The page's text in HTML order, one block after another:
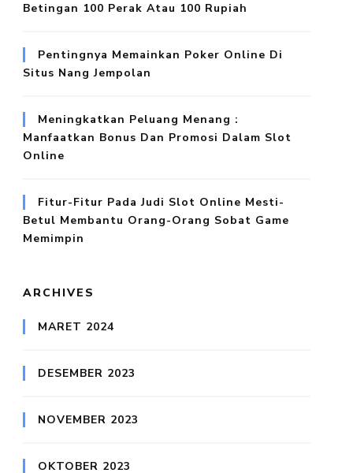
Betingan 100 Perak Atau 100 Rupiah
Pentingnya Memainkan Poker Online Di
Situs Nang Jempolan
Meningkatkan Peluang Menang :
Manfaatkan Bonus Dan Promosi Dalam Slot
Online
Fitur-Fitur Pada Judi Slot Online Mesti-
Betul Membantu Orang-Orang Sobat Game
Memimpin
ARCHIVES
MARET 2024
DESEMBER 2023
NOVEMBER 2023
OKTOBER 2023